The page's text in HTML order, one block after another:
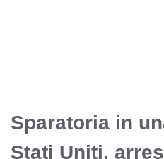
Sparatoria in
Stati Uniti,